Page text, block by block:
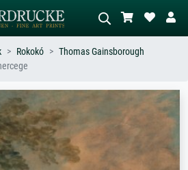
stílus
éj,
Írja le a jelenetet – pl. zöld rét, sok
piros absztrakt, sötét olajkép, álló akt
egy fa mellett.
Rokokó
Thomas Gainsborough